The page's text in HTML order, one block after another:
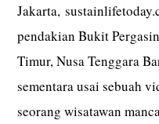
Jakarta,
pendakian Bukit
Timur, Nusa Tenggara
sementara usai sebuah
seorang wisatawan